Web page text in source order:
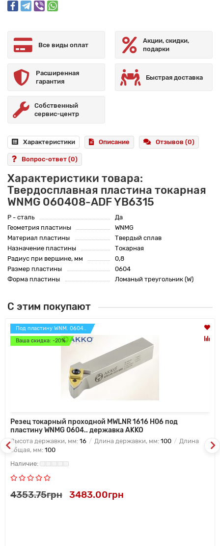
Все виды оплат
Акции, скидки,
подарки
Расширенная
гарантия
Быстрая доставка
Собственный
сервис-центр
Характеристики Описание Отзывов (0)
Вопрос-ответ (0)
Характеристики товара:
Твердосплавная пластина токарная
WNMG 060408-ADF YB6315
P - сталь
Да
Геометрия пластины
WNMG
Материал пластины
Твердый сплав
Назначение пластины
Токарная
Радиус при вершине, мм
0,8
Размер пластины
0604
Форма пластины
Ломаный треугольник (W)
С этим покупают
Под пластину WNM. 0604..
Ваша скидка: -20%
Резец токарный проходной MWLNR 1616 H06 под
пластину WNMG 0604.. державка AKKO
Высота державки, мм: 16 Длина державки, мм: 100
Длина
общая, мм: 100
4353.75грн 3483.00грн